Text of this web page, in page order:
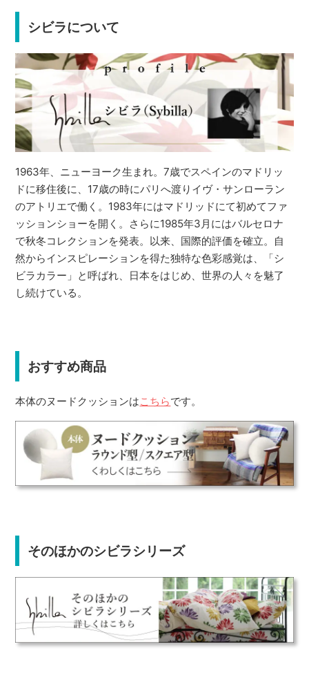
シビラについて
1963年、ニューヨーク生まれ。7歳でスペインのマドリッ
ドに移住後に、17歳の時にパリへ渡りイヴ・サンローラン
のアトリエで働く。1983年にはマドリッドにて初めてファ
ッションショーを開く。さらに1985年3月にはバルセロナ
で秋冬コレクションを発表。以来、国際的評価を確立。自
然からインスピレーションを得た独特な色彩感覚は、「シ
ビラカラー」と呼ばれ、日本をはじめ、世界の人々を魅了
し続けている。
おすすめ商品
本体のヌードクッションはこちらです。
そのほかのシビラシリーズ